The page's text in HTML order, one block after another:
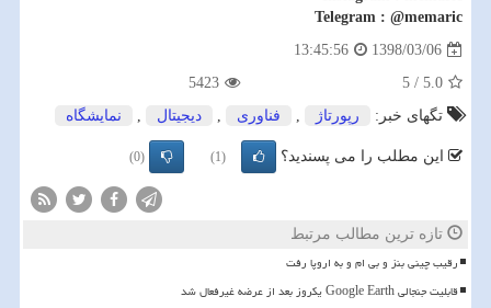
Telegram : @memaric
1398/03/06
13:45:56
5.0
/
5
5423
تگهای خبر:
رپورتاژ , فناوری , دیجیتال , نمایشگاه
این مطلب را می پسندید؟ (1)
(0)
تازه ترین مطالب مرتبط
رقیب چینی بنز و بی ام و به اروپا رفت
قابلیت جنجالی Google Earth یکروز بعد از عرضه غیرفعال شد